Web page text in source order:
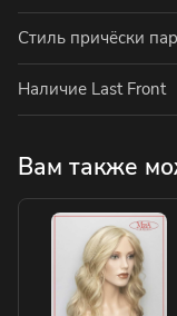
Стиль причёски
Наличие Last Front
Вам также